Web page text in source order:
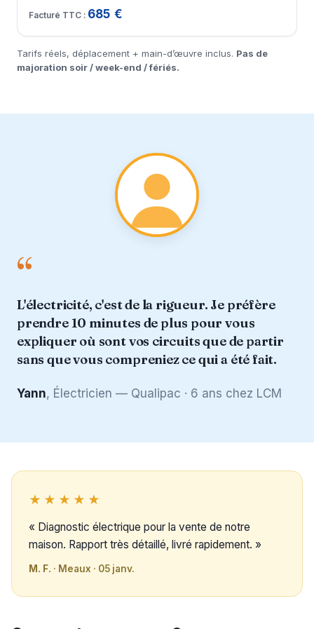
685 €
Tarifs réels, déplacement + main-d’œuvre inclus. Pas de
majoration soir / week-end / fériés.
“
L'électricité, c'est de la rigueur. Je préfère
prendre 10 minutes de plus pour vous
expliquer où sont vos circuits que de partir
sans que vous compreniez ce qui a été fait.
Yann, Électricien — Qualipac · 6 ans chez LCM
★★★★★
« Diagnostic électrique pour la vente de notre
maison. Rapport très détaillé, livré rapidement. »
M. F. · Meaux · 05 janv.